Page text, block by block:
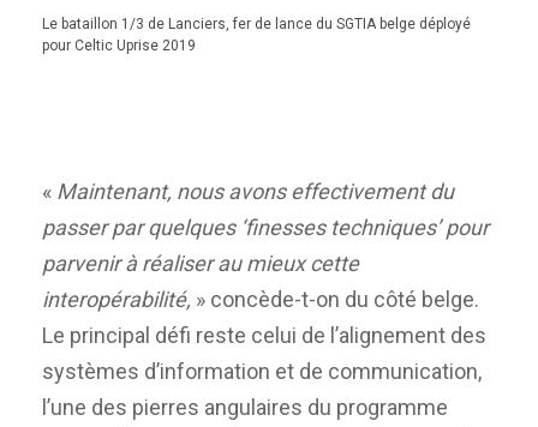
Le bataillon 1/3 de Lanciers, fer de lance du SGTIA belge déployé
pour Celtic Uprise 2019
« Maintenant, nous avons effectivement du
passer par quelques ‘finesses techniques’ pour
parvenir à réaliser au mieux cette
interopérabilité, » concède-t-on du côté belge.
Le principal défi reste celui de l’alignement des
systèmes d’information et de communication,
l’une des pierres angulaires du programme